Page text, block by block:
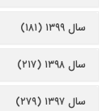
سال ۱۳۹۹ (۱۸۱)
سال ۱۳۹۸ (۲۱۷)
سال ۱۳۹۷ (۲۷۹)